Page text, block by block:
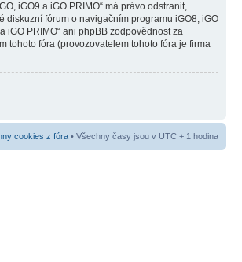
iGO9 a iGO PRIMO“ má právo odstranit,
diskuzní fórum o navigačním programu iGO8, iGO
iGO PRIMO“ ani phpBB zodpovědnost za
tohoto fóra (provozovatelem tohoto fóra je firma
cookies z fóra • Všechny časy jsou v UTC + 1 hodina